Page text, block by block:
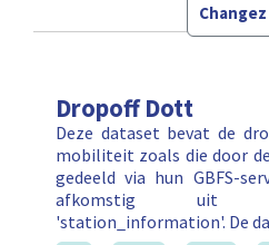
Dropoff Dott
Deze dataset bevat de
mobiliteit zoals die door
gedeeld via hun GBFS-
afkomstig uit
'station_information'. De